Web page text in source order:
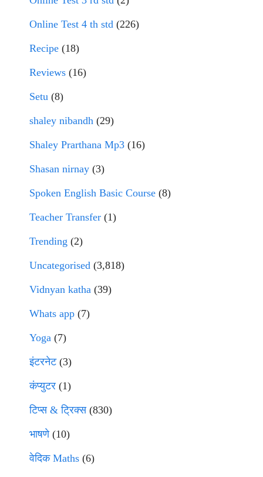
Online Test 4 th std (226)
Recipe (18)
Reviews (16)
Setu (8)
shaley nibandh (29)
Shaley Prarthana Mp3 (16)
Shasan nirnay (3)
Spoken English Basic Course (8)
Teacher Transfer (1)
Trending (2)
Uncategorised (3,818)
Vidnyan katha (39)
Whats app (7)
Yoga (7)
इंटरनेट(3)
कंप्युटर (1)
टिप्स & ट्रिक्स(830)
भाषणे(10)
वेदिक Maths (6)